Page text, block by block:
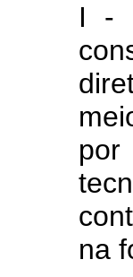
I -
por
na